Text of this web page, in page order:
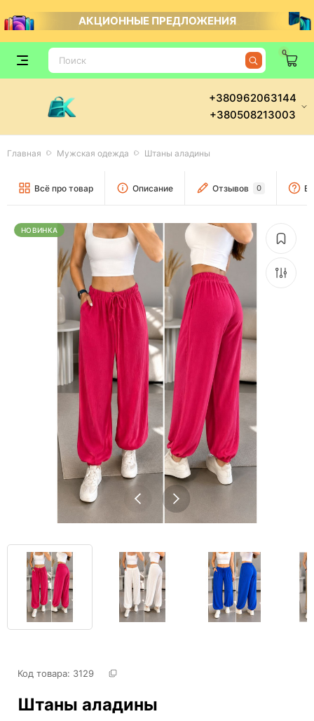
АКЦИОННЫЕ ПРЕДЛОЖЕНИЯ
0
+380962063144
+380508213003
Главная Мужская одежда Штаны аладины
Всё про товар Описание Отзывов 0
НОВИНКА
Код товара: 3129
Штаны аладины